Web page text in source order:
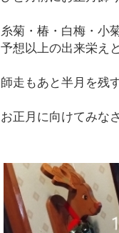
糸菊・椿・白梅・小
予想以上の出来栄え
師走もあと半月を残
お正月に向けてみな